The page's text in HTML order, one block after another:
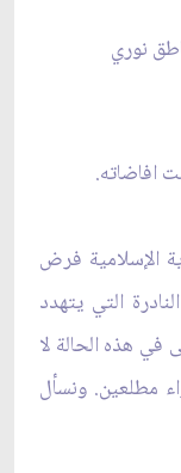
افاضاته.
الإسلامية فرض
التي يتهدد
في هذه الحالة لا
مطلعين. ونسأل